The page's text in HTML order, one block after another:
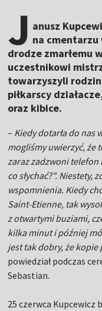
J anusz
na
drodze zmarłemu
uczestnikowi
towarzyszyli
piłkarscy
oraz kibice.
– Kiedy dotarła do nas
mogliśmy uwierzyć, że
zaraz zadzwoni telefon i
co słychać?". Niestety,
wspomnienia. Kiedy
Saint-Etienne, tak
z otwartymi buziami,
kilka minut i później
jest tak dobry, że kopie
powiedział podczas
Sebastian.
25 czerwca Kupcewicz